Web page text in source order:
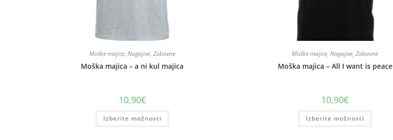
Moške majice, Nagajive, Zabavne
Moška majica – a ni kul majica
10,90€
Izberite možnosti
Moške majice,Nagajive,Zabavne
Moška majica – All I want is peace
10,90€
Izberite možnosti